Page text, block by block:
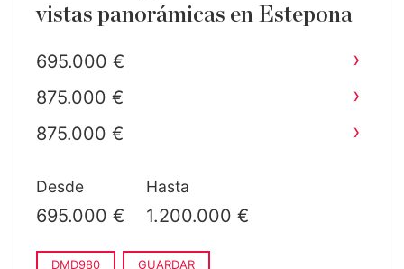
vistas panorámicas en Estepona
695.000 € ›
875.000 € ›
875.000 € ›
1.200.000 €
Desde
695.000 €
Hasta
1.200.000 €
DMD980 GUARDAR